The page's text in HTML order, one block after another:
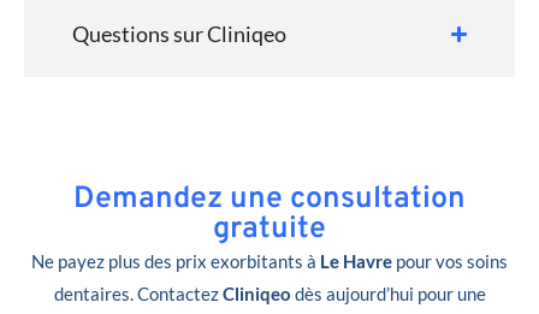
Questions sur Cliniqeo
Demandez une consultation
gratuite
Ne payez plus des prix exorbitants à Le Havre pour vos soins
dentaires. ContactezCliniqeo dès aujourd’hui pour une